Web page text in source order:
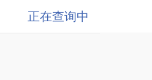
正在查询中